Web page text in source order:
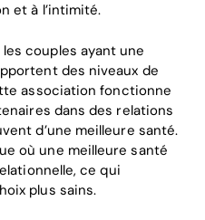
et à l’intimité.
couples ayant une
des niveaux de
association fonctionne
dans des relations
d’une meilleure santé.
où une meilleure santé
ce qui
plus sains.